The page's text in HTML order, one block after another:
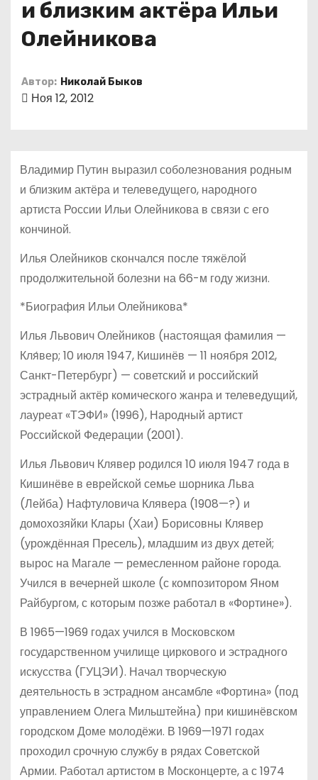
и близким актёра Ильи
Олейникова
Автор: Николай Быков
Ноя 12, 2012
Владимир Путин выразил соболезнования родным
и близким актёра и телеведущего, народного
артиста России Ильи Олейникова в связи с его
кончиной.
Илья Олейников скончался после тяжёлой
продолжительной болезни на 66-м году жизни.
*Биография Ильи Олейникова*
Илья Львович Олейников (настоящая фамилия —
Кля́вер; 10 июля 1947, Кишинёв — 11 ноября 2012,
Санкт-Петербург) — советский и российский
эстрадный актёр комического жанра и телеведущий,
лауреат «ТЭФИ» (1996), Народный артист
Российской Федерации (2001).
Илья Львович Клявер родился 10 июля 1947 года в
Кишинёве в еврейской семье шорника Льва
(Лейба) Нафтуловича Клявера (1908—?) и
домохозяйки Клары (Хаи) Борисовны Клявер
(урождённая Пресель), младшим из двух детей;
вырос на Магале — ремесленном районе города.
Учился в вечерней школе (с композитором Яном
Райбургом, с которым позже работал в «Фортине»).
В 1965—1969 годах учился в Московском
государственном училище циркового и эстрадного
искусства (ГУЦЭИ). Начал творческую
деятельность в эстрадном ансамбле «Фортина» (под
управлением Олега Мильштейна) при кишинёвском
городском Доме молодёжи. В 1969—1971 годах
проходил срочную службу в рядах Советской
Армии. Работал артистом в Москонцерте, а с 1974